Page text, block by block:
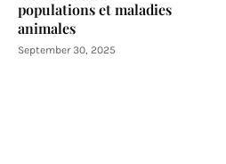
populations et maladies
animales
September 30, 2025